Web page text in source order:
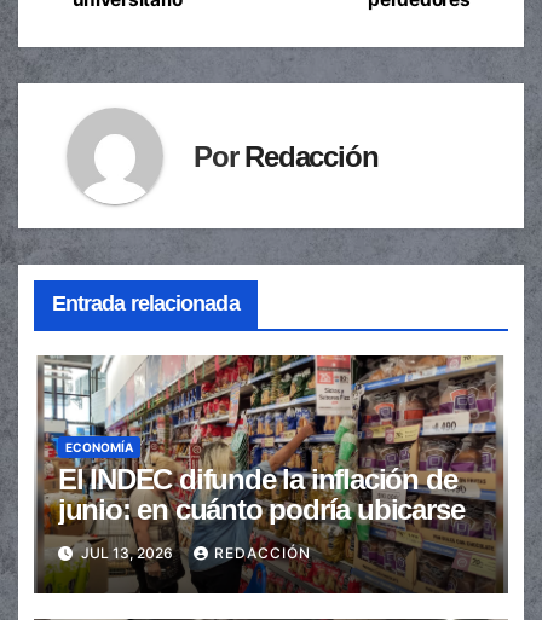
PorRedacción
Entrada relacionada
ECONOMÍA
El INDEC difunde la inflación de
junio: en cuánto podría ubicarse
JUL 13, 2026 REDACCIÓN